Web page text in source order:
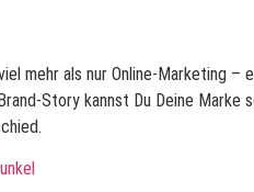
mehr als nur Online-Marketing
Story kannst Du Deine